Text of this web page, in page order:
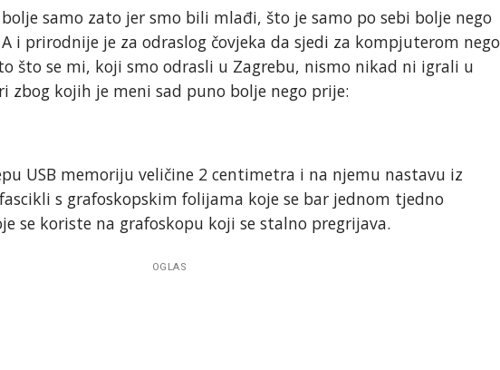
samo zato jer smo bili mlađi, što je samo po sebi bolje nego
i prirodnije je za odraslog čovjeka da sjedi za kompjuterom nego
što se mi, koji smo odrasli u Zagrebu, nismo nikad ni igrali u
zbog kojih je meni sad puno bolje nego prije:
USB memoriju veličine 2 centimetra i na njemu nastavu iz
s grafoskopskim folijama koje se bar jednom tjedno
se koriste na grafoskopu koji se stalno pregrijava.
OGLAS